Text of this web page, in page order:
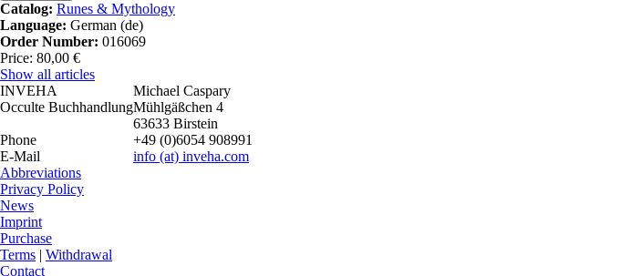
Catalog: Runes & Mythology
Language: German (de)
Order Number: 016069
Price: 80,00 €
Show all articles
INVEHA
Michael Caspary
Occulte BuchhandlungMühlgäßchen 4
63633 Birstein
Phone
+49 (0)6054 908991
E-Mail
info (at) inveha.com
Abbreviations
Privacy Policy
News
Imprint
Purchase
Terms | Withdrawal
Contact